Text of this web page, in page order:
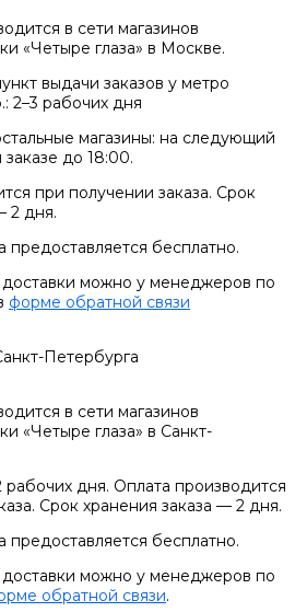
в сети магазинов
«Четыре глаза» в Москве.
выдачи заказов у метро
2–3 рабочих дня
магазины: на следующий
до 18:00.
при получении заказа. Срок
2 дня.
предоставляется бесплатно.
доставки можно у менеджеров по
форме обратной связи
Петербурга
в сети магазинов
«Четыре глаза» в Санкт-
рабочих дня. Оплата производится
Срок хранения заказа — 2 дня.
предоставляется бесплатно.
доставки можно у менеджеров по
обратной связи.